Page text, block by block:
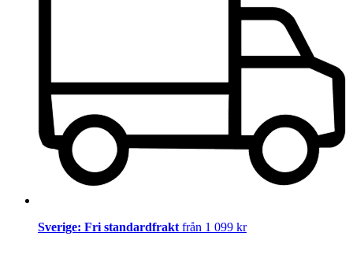
Sverige: Fri standardfrakt från 1 099 kr